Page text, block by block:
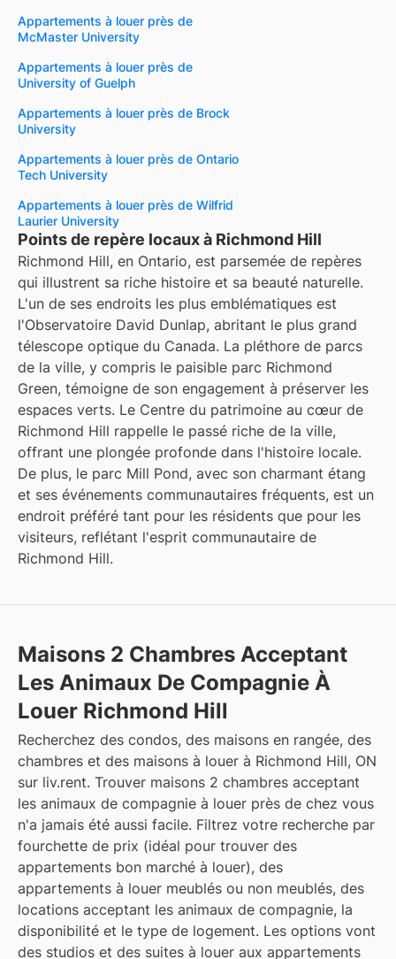
Appartements à louer près de
McMaster University
Appartements à louer près de
University of Guelph
Appartements à louer près de Brock
University
Appartements à louer près de Ontario
Tech University
Appartements à louer près de Wilfrid
Laurier University
Points de repère locaux à Richmond Hill
Richmond Hill, en Ontario, est parsemée de repères
qui illustrent sa riche histoire et sa beauté naturelle.
L'un de ses endroits les plus emblématiques est
l'Observatoire David Dunlap, abritant le plus grand
télescope optique du Canada. La pléthore de parcs
de la ville, y compris le paisible parc Richmond
Green, témoigne de son engagement à préserver les
espaces verts. Le Centre du patrimoine au cœur de
Richmond Hill rappelle le passé riche de la ville,
offrant une plongée profonde dans l'histoire locale.
De plus, le parc Mill Pond, avec son charmant étang
et ses événements communautaires fréquents, est un
endroit préféré tant pour les résidents que pour les
visiteurs, reflétant l'esprit communautaire de
Richmond Hill.
Maisons 2 Chambres Acceptant
Les Animaux De Compagnie À
Louer Richmond Hill
Recherchez des condos, des maisons en rangée, des
chambres et des maisons à louer à Richmond Hill, ON
sur liv.rent. Trouver maisons 2 chambres acceptant
les animaux de compagnie à louer près de chez vous
n'a jamais été aussi facile. Filtrez votre recherche par
fourchette de prix (idéal pour trouver des
appartements bon marché à louer), des
appartements à louer meublés ou non meublés, des
locations acceptant les animaux de compagnie, la
disponibilité et le type de logement. Les options vont
des studios et des suites à louer aux appartements